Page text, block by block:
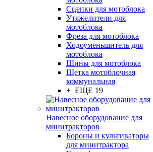
Сцепки для мотоблока
Утяжелители для
мотоблока
Фреза для мотоблока
Ходоуменьшитель для
мотоблока
Шины для мотоблока
Щетка мотоблочная
коммунальная
+ ЕЩЕ 19
Навесное оборудование для
минитракторов
Бороны и культиваторы
для минитрактора